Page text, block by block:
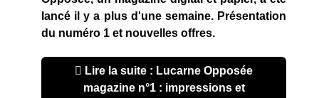
lancé il y a plus d'une semaine. Présentation
du numéro 1 et nouvelles offres.
Lire la suite : Lucarne Opposée
magazine n°1 : impressions et